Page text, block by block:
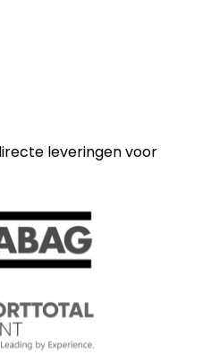
leveringen voor